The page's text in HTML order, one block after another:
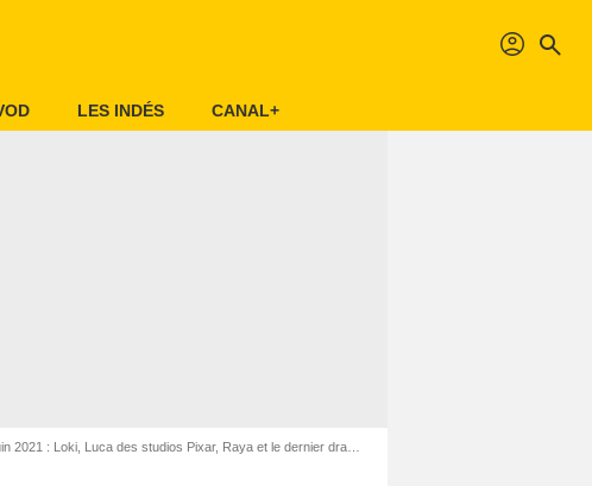
profil search
LES INDÉS CANAL+
: Loki, Luca des studios Pixar, Raya et le dernier dragon…